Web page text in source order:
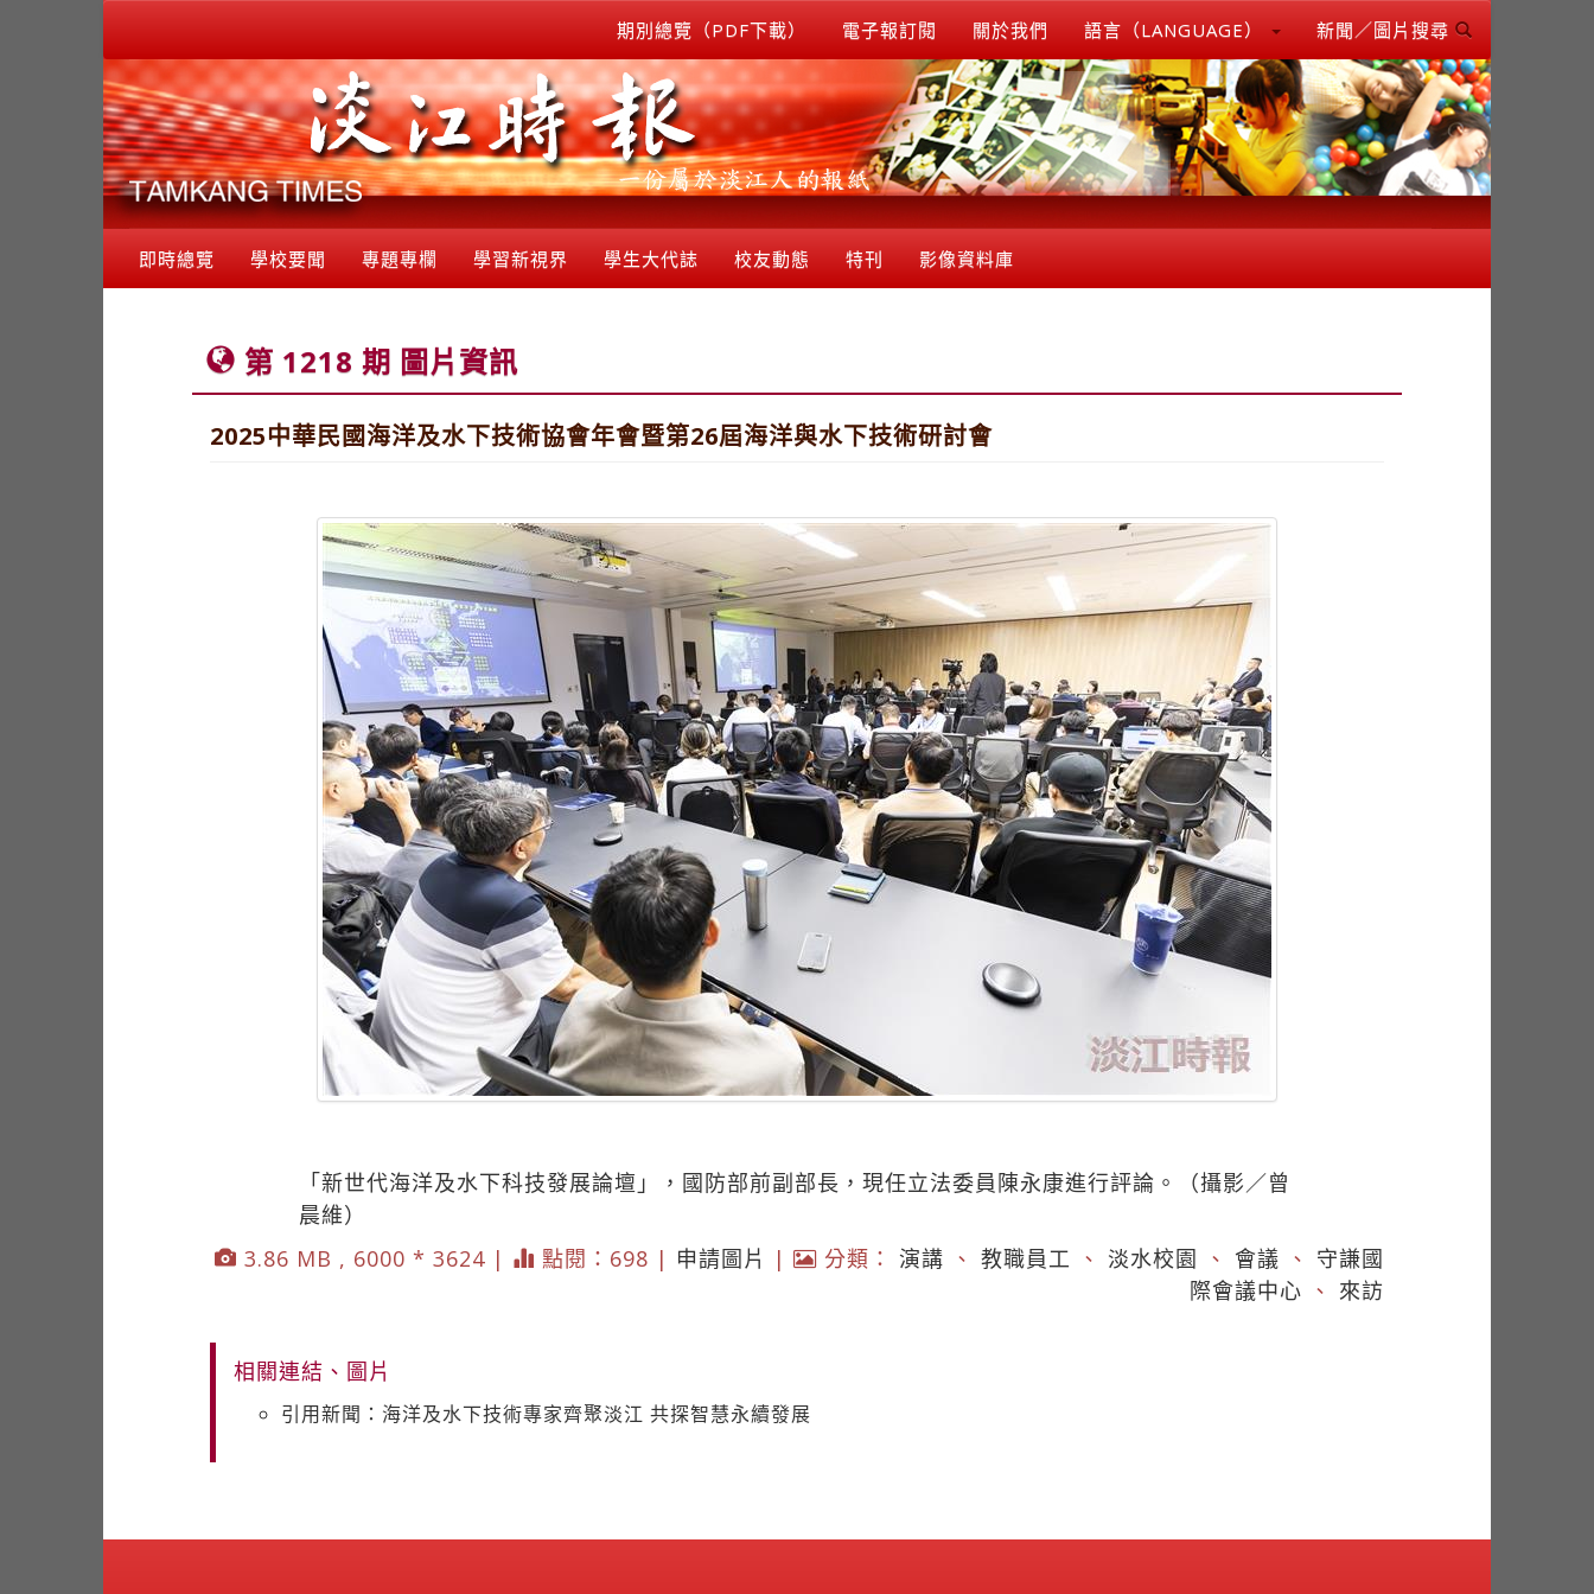
期別總覽（PDF下載） 電子報訂閱 關於我們 語言（LANGUAGE） 新聞／圖片搜尋
即時總覽 學校要聞 專題專欄 學習新視界 學生大代誌 校友動態 特刊 影像資料庫
第 1218 期 圖片資訊
2025中華民國海洋及水下技術協會年會暨第26屆海洋與水下技術研討會
「新世代海洋及水下科技發展論壇」，國防部前副部長，現任立法委員陳永康進行評論。（攝影／曾
晨維）
3.86 MB , 6000 * 3624 |
點閱：698 | 申請圖片 | 分類： 演講 、 教職員工 、 淡水校園 、 會議 、 守謙國
際會議中心 、 來訪
相關連結、圖片
引用新聞：海洋及水下技術專家齊聚淡江 共探智慧永續發展